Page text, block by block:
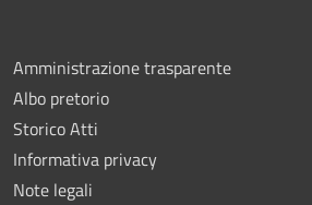
Amministrazione trasparente
Albo pretorio
Storico Atti
Informativa privacy
Note legali